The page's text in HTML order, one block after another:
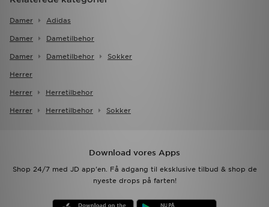
Damer Adidas
Damer Dametilbehor
Damer Dametilbehor Sokker
Herrer
Herrer Herretilbehor
Herrer Herretilbehor Sokker
Download vores Apps
Shop 24/7 med JD app'en. Få adgang til eksklusive tilbud & shop de
nyeste drops på farten!